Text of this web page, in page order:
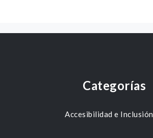
Categorías
Accesibilidad e Inclusión